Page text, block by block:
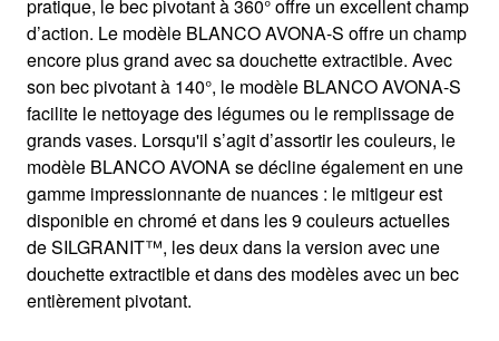
pratique, le bec pivotant à 360° offre un excellent champ
d’action. Le modèle BLANCO AVONA-S offre un champ
encore plus grand avec sa douchette extractible. Avec
son bec pivotant à 140°, le modèle BLANCO AVONA-S
facilite le nettoyage des légumes ou le remplissage de
grands vases. Lorsqu'il s’agit d’assortir les couleurs, le
modèle BLANCO AVONA se décline également en une
gamme impressionnante de nuances : le mitigeur est
disponible en chromé et dans les 9 couleurs actuelles
de SILGRANIT™, les deux dans la version avec une
douchette extractible et dans des modèles avec un bec
entièrement pivotant.